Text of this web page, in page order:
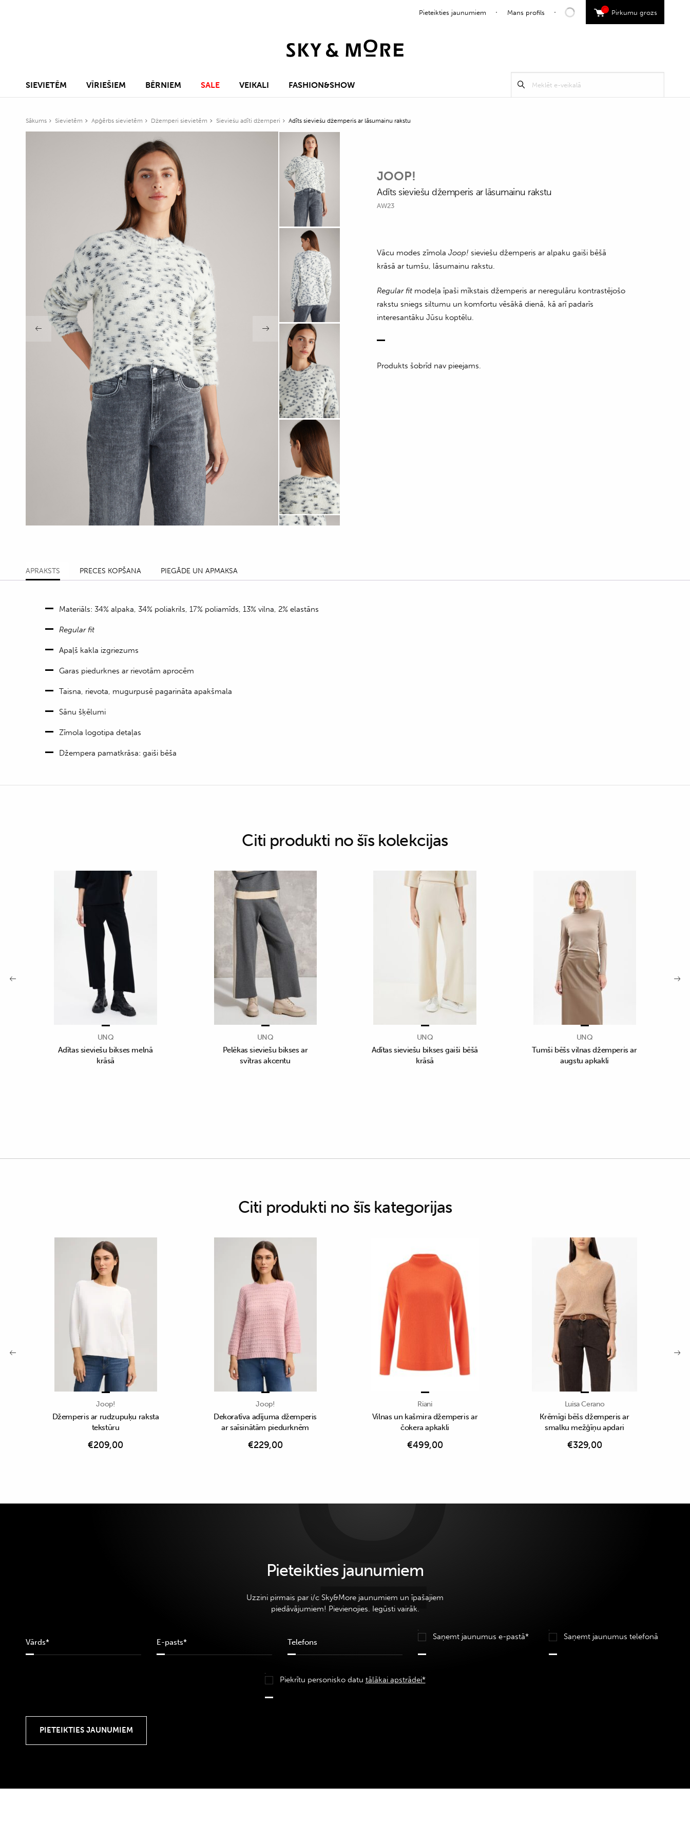
Pieteikties jaunumiem Mans profils Pirkumu grozs
0
SIEVIETĒM VĪRIEŠIEM BĒRNIEM SALE VEIKALI FASHION&SHOW Meklēt
Sākums Sievietēm Apģērbs sievietēm Džemperi sievietēm Sieviešu adīti džemperi Adīts sieviešu džemperis ar lāsumainu rakstu
JOOP!
Adīts sieviešu džemperis ar lāsumainu rakstu
AW23
Vācu modes zīmolaJoop!sieviešu džemperis ar alpaku gaiši bēšā
krāsā ar tumšu, lāsumainu rakstu.
Regular fit modeļa īpaši mīkstais džemperis ar neregulāru kontrastējošo
rakstu sniegs siltumu un komfortu vēsākā dienā, kā arī padarīs
interesantāku Jūsu koptēlu.
Produkts šobrīd nav pieejams.
APRAKSTS PRECES KOPŠANA PIEGĀDE UN APMAKSA
Materiāls: 34% alpaka, 34% poliakrils, 17% poliamīds, 13% vilna, 2% elastāns
Regular fit
Apaļš kakla izgriezums
Garas piedurknes ar rievotām aprocēm
Taisna, rievota, mugurpusē pagarināta apakšmala
Sānu šķēlumi
Zīmola logotipa detaļas
Džempera pamatkrāsa: gaiši bēša
Citi produkti no šīs kolekcijas
UNQ
Adītas sieviešu bikses melnā
krāsā
UNQ
Pelēkas sieviešu bikses ar
svītras akcentu
UNQ
Adītas sieviešu bikses gaiši bēšā
krāsā
UNQ
Tumši bēšs vilnas džemperis ar
augstu apkakli
Citi produkti no šīs kategorijas
Joop!
Džemperis ar rudzupuķu raksta
tekstūru
€209,00
Joop!
Dekoratīva adījuma džemperis
ar saīsinātām piedurknēm
€229,00
Riani
Vilnas un kašmira džemperis ar
čokera apkakli
€499,00
Luisa Cerano
Krēmīgi bēšs džemperis ar
smalku mežģīņu apdari
€329,00
Pieteikties jaunumiem
Uzzini pirmais par i/c Sky&More jaunumiem un īpašajiem
piedāvājumiem! Pievienojies. Iegūsti vairāk.
Saņemt jaunumus e-pastā* Saņemt jaunumus telefonā
Piekrītu personisko datu tālākai apstrādei*